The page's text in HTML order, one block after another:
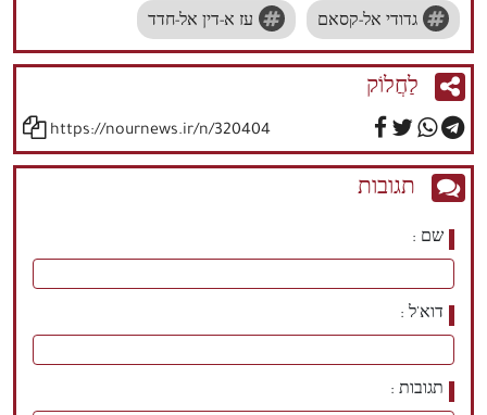
גדודי אל-קסאם עז א-דין אל-חדד
לַחֲלוֹק
https://nournews.ir/n/320404
תגובות
שם
דוא'ל
תגובות